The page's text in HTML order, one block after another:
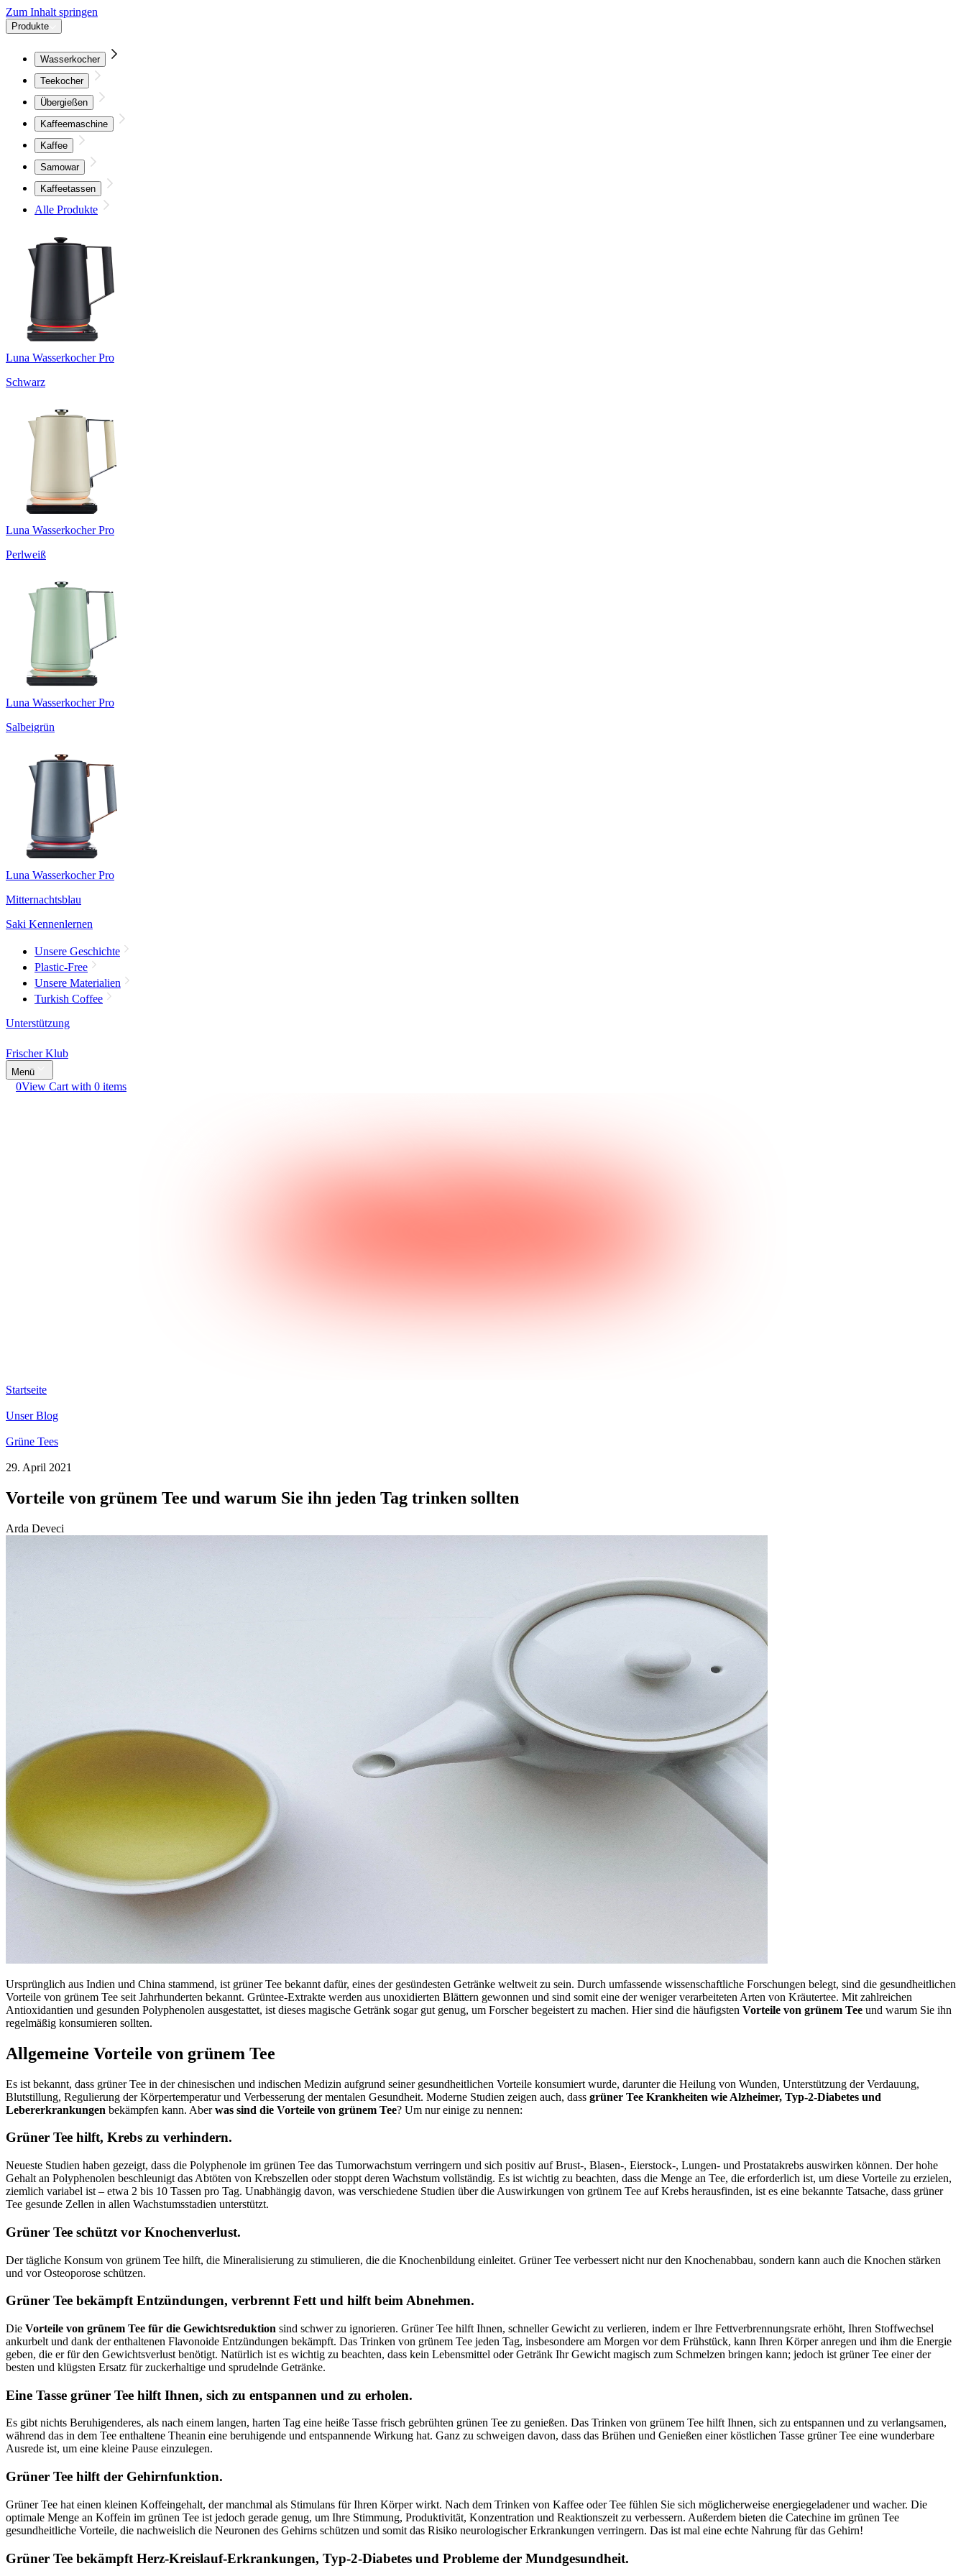
Zum Inhalt springen
Produkte
Wasserkocher
Teekocher
Übergießen
Kaffeemaschine
Kaffee
Samowar
Kaffeetassen
Alle Produkte
Luna Wasserkocher Pro
Schwarz
Luna Wasserkocher Pro
Perlweiß
Luna Wasserkocher Pro
Salbeigrün
Luna Wasserkocher Pro
Mitternachtsblau
Saki Kennenlernen
Unsere Geschichte
Plastic-Free
Unsere Materialien
Turkish Coffee
Unterstützung
Frischer Klub
Menü
0View Cart with 0 items
Startseite
Unser Blog
Grüne Tees
29. April 2021
Vorteile von grünem Tee und warum Sie ihn jeden Tag trinken sollten
Arda Deveci
Ursprünglich aus Indien und China stammend, ist grüner Tee bekannt dafür, eines der gesündesten Getränke weltweit zu sein. Durch umfassende wissenschaftliche Forschungen belegt, sind die gesundheitlichen
Vorteile von grünem Tee seit Jahrhunderten bekannt. Grüntee-Extrakte werden aus unoxidierten Blättern gewonnen und sind somit eine der weniger verarbeiteten Arten von Kräutertee. Mit zahlreichen
Antioxidantien und gesunden Polyphenolen ausgestattet, ist dieses magische Getränk sogar gut genug, um Forscher begeistert zu machen. Hier sind die häufigsten Vorteile von grünem Tee und warum Sie ihn
regelmäßig konsumieren sollten.
Allgemeine Vorteile von grünem Tee
Es ist bekannt, dass grüner Tee in der chinesischen und indischen Medizin aufgrund seiner gesundheitlichen Vorteile konsumiert wurde, darunter die Heilung von Wunden, Unterstützung der Verdauung,
Blutstillung, Regulierung der Körpertemperatur und Verbesserung der mentalen Gesundheit. Moderne Studien zeigen auch, dass grüner Tee Krankheiten wie Alzheimer, Typ-2-Diabetes und
Lebererkrankungen bekämpfen kann. Aberwas sind die Vorteile von grünem Tee? Um nur einige zu nennen:
Grüner Tee hilft, Krebs zu verhindern.
Neueste Studien haben gezeigt, dass die Polyphenole im grünen Tee das Tumorwachstum verringern und sich positiv auf Brust-, Blasen-, Eierstock-, Lungen- und Prostatakrebs auswirken können. Der hohe
Gehalt an Polyphenolen beschleunigt das Abtöten von Krebszellen oder stoppt deren Wachstum vollständig. Es ist wichtig zu beachten, dass die Menge an Tee, die erforderlich ist, um diese Vorteile zu erzielen,
ziemlich variabel ist – etwa 2 bis 10 Tassen pro Tag. Unabhängig davon, was verschiedene Studien über die Auswirkungen von grünem Tee auf Krebs herausfinden, ist es eine bekannte Tatsache, dass grüner
Tee gesunde Zellen in allen Wachstumsstadien unterstützt.
Grüner Tee schützt vor Knochenverlust.
Der tägliche Konsum von grünem Tee hilft, die Mineralisierung zu stimulieren, die die Knochenbildung einleitet. Grüner Tee verbessert nicht nur den Knochenabbau, sondern kann auch die Knochen stärken
und vor Osteoporose schützen.
Grüner Tee bekämpft Entzündungen, verbrennt Fett und hilft beim Abnehmen.
Die Vorteile von grünem Tee für die Gewichtsreduktion sind schwer zu ignorieren. Grüner Tee hilft Ihnen, schneller Gewicht zu verlieren, indem er Ihre Fettverbrennungsrate erhöht, Ihren Stoffwechsel
ankurbelt und dank der enthaltenen Flavonoide Entzündungen bekämpft. Das Trinken von grünem Tee jeden Tag, insbesondere am Morgen vor dem Frühstück, kann Ihren Körper anregen und ihm die Energie
geben, die er für den Gewichtsverlust benötigt. Natürlich ist es wichtig zu beachten, dass kein Lebensmittel oder Getränk Ihr Gewicht magisch zum Schmelzen bringen kann; jedoch ist grüner Tee einer der
besten und klügsten Ersatz für zuckerhaltige und sprudelnde Getränke.
Eine Tasse grüner Tee hilft Ihnen, sich zu entspannen und zu erholen.
Es gibt nichts Beruhigenderes, als nach einem langen, harten Tag eine heiße Tasse frisch gebrühten grünen Tee zu genießen. Das Trinken von grünem Tee hilft Ihnen, sich zu entspannen und zu verlangsamen,
während das in dem Tee enthaltene Theanin eine beruhigende und entspannende Wirkung hat. Ganz zu schweigen davon, dass das Brühen und Genießen einer köstlichen Tasse grüner Tee eine wunderbare
Ausrede ist, um eine kleine Pause einzulegen.
Grüner Tee hilft der Gehirnfunktion.
Grüner Tee hat einen kleinen Koffeingehalt, der manchmal als Stimulans für Ihren Körper wirkt. Nach dem Trinken von Kaffee oder Tee fühlen Sie sich möglicherweise energiegeladener und wacher. Die
optimale Menge an Koffein im grünen Tee ist jedoch gerade genug, um Ihre Stimmung, Produktivität, Konzentration und Reaktionszeit zu verbessern. Außerdem bieten die Catechine im grünen Tee
gesundheitliche Vorteile, die nachweislich die Neuronen des Gehirns schützen und somit das Risiko neurologischer Erkrankungen verringern. Das ist mal eine echte Nahrung für das Gehirn!
Grüner Tee bekämpft Herz-Kreislauf-Erkrankungen, Typ-2-Diabetes und Probleme der Mundgesundheit.